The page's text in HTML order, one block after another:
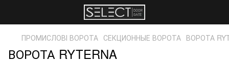
ПРОМИСЛОВІ ВОРОТА СЕКЦИОННЫЕ ВОРОТА ВОРОТА
ВОРОТА RYTERNA